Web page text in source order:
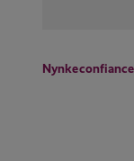
Nynke